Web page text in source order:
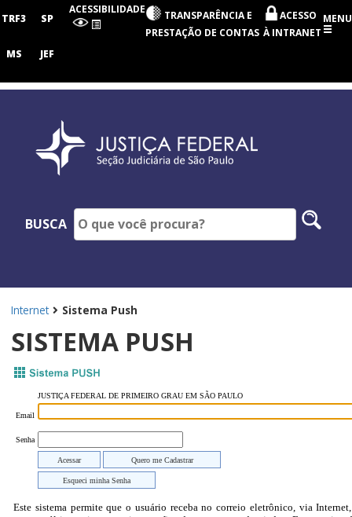
Judiciária
Paulo
TRF3 SP
MS JEF
ACESSIBILIDADE
TRANSPARÊNCIA E
PRESTAÇÃO DE CONTAS
ACESSO
À INTRANET
MENU
BUSCA
Internet Sistema Push
SISTEMA PUSH